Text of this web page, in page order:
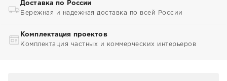
Доставка по России
Бережная и надежная доставка по всей России
Комплектация проектов
Комплектация частных и коммерческих интерьеров